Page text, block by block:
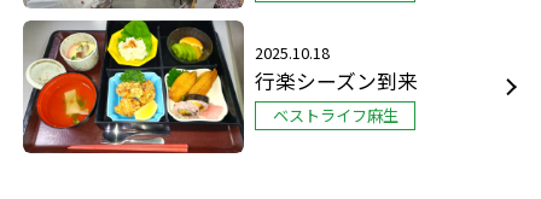
2025.10.18
行楽シーズン到来
ベストライフ麻生